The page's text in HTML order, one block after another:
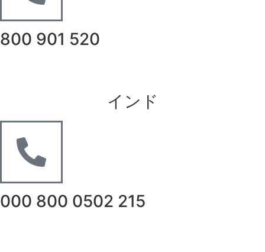
800 901 520
インド
000 800 0502 215